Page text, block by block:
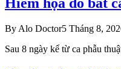
Hiểm họa do bất
By Alo Doctor5 Tháng 8,
Sau 8 ngày kể từ ca phẫu